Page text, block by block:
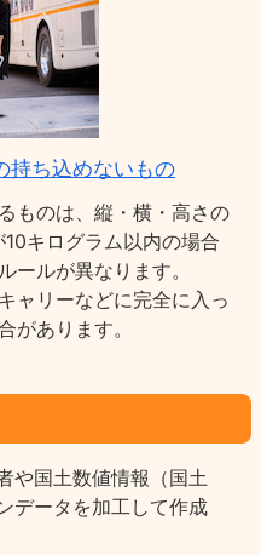
持ち込めないもの
ものは、縦・横・高さの
キログラム以内の場合
ールが異なります。
ャリーなどに完全に入っ
があります。
や国土数値情報（国土
データを加工して作成